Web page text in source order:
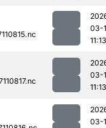
03-
11:13
03-
11:13
03-